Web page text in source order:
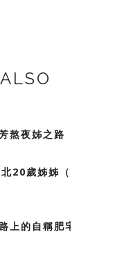
熬夜姊之路
20歲姊姊（我
上的自稱肥宅